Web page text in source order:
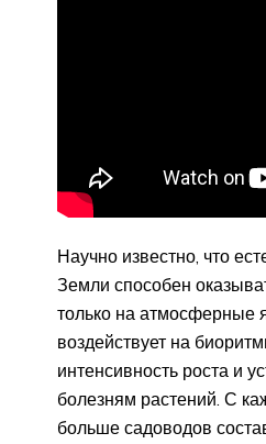
Научно известно, что
Земли способен
только на атмосферные
воздействует на
интенсивность роста и
болезням растений. С
больше садоводов